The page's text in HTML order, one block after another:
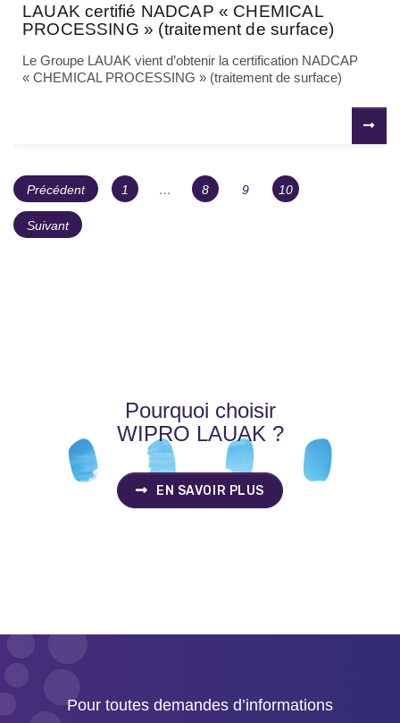
LAUAK certifié NADCAP « CHEMICAL
PROCESSING » (traitement de surface)
Le Groupe LAUAK vient d’obtenir la certification NADCAP
« CHEMICAL PROCESSING » (traitement de surface)
POST
NAVIGATION
NAVIGATION
DES
ARTICLES
Précédent Page
1 … Page
8 Page
9 Page
10
Suivant
Pourquoi choisir
WIPRO LAUAK ?
EN SAVOIR PLUS
Pour toutes demandes d’informations